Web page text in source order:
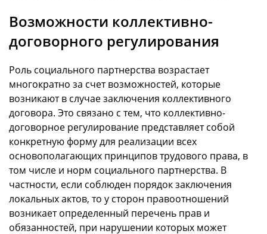
Возможности коллективно-
договорного регулирования
Роль социального партнерства возрастает
многократно за счет возможностей, которые
возникают в случае заключения коллективного
договора. Это связано с тем, что коллективно-
договорное регулирование представляет собой
конкретную форму для реализации всех
основополагающих принципов трудового права, в
том числе и норм социального партнерства. В
частности, если соблюден порядок заключения
локальных актов, то у сторон правоотношений
возникает определенный перечень прав и
обязанностей, при нарушении которых может